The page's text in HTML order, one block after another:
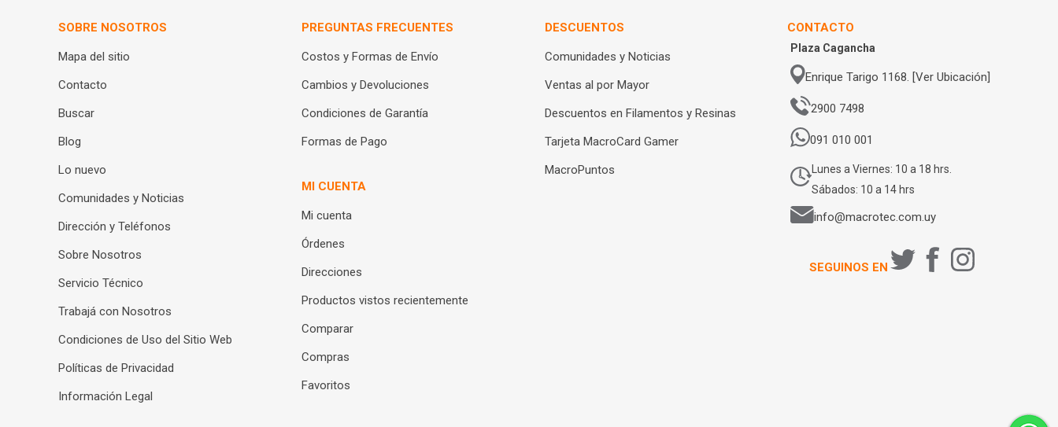
SOBRE NOSOTROS
Mapa del sitio
Contacto
Buscar
Blog
Lo nuevo
Comunidades y Noticias
Dirección y Teléfonos
Sobre Nosotros
Servicio Técnico
Trabajá con Nosotros
Condiciones de Uso del Sitio Web
Políticas de Privacidad
Información Legal
PREGUNTAS FRECUENTES
Costos y Formas de Envío
Cambios y Devoluciones
Condiciones de Garantía
Formas de Pago
MI CUENTA
Mi cuenta
Órdenes
Direcciones
Productos vistos recientemente
Comparar
Compras
Favoritos
DESCUENTOS
Comunidades y Noticias
Ventas al por Mayor
Descuentos en Filamentos y Resinas
Tarjeta MacroCard Gamer
MacroPuntos
CONTACTO
Plaza Cagancha
Enrique Tarigo 1168. [Ver Ubicación]
2900 7498
091 010 001
Lunes a Viernes: 10 a 18 hrs.
Sábados: 10 a 14 hrs
info@macrotec.com.uy
SEGUINOS EN